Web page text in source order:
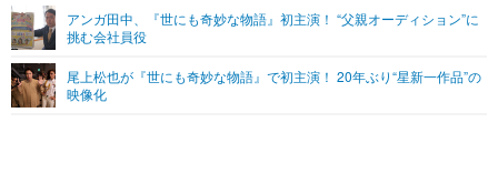
グラビア
ショッピング その他
その他
プッシュ通知の停止方法
アンガ田中、『世にも奇妙な物語』初主演！ “父親オーディション”に
挑む会社員役
尾上松也が『世にも奇妙な物語』で初主演！ 20年ぶり“星新一作品”の
映像化